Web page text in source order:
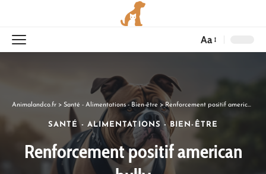
Aa
Animalandco.fr > Santé - Alimentations - Bien-être >Renforcement positif american bully
SANTÉ - ALIMENTATIONS - BIEN-ÊTRE
Renforcement positif american